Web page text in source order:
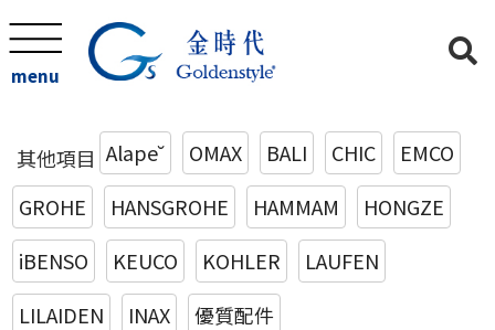
menu
其他項目 Alape˘ OMAX BALI CHIC
EMCO
GROHE
HANSGROHE HAMMAM
HONGZE
iBENSO
KEUCO KOHLER
LAUFEN
LILAIDEN
INAX 優質配件